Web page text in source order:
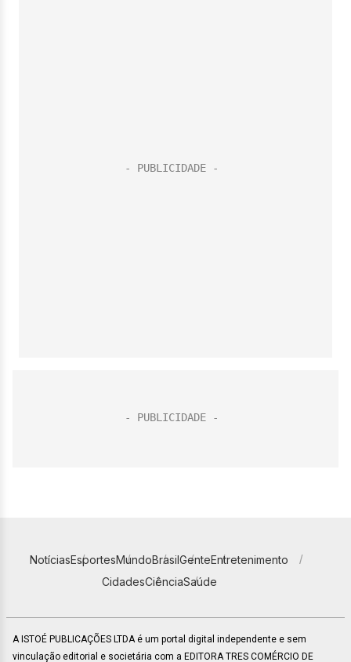
NotíciasEsportesMundoBrasilGenteEntretenimento
CidadesCiênciaSaúde
A ISTOÉ PUBLICAÇÕES LTDA é um portal digital independente e sem
vinculação editorial e societária com a EDITORA TRES COMÉRCIO DE